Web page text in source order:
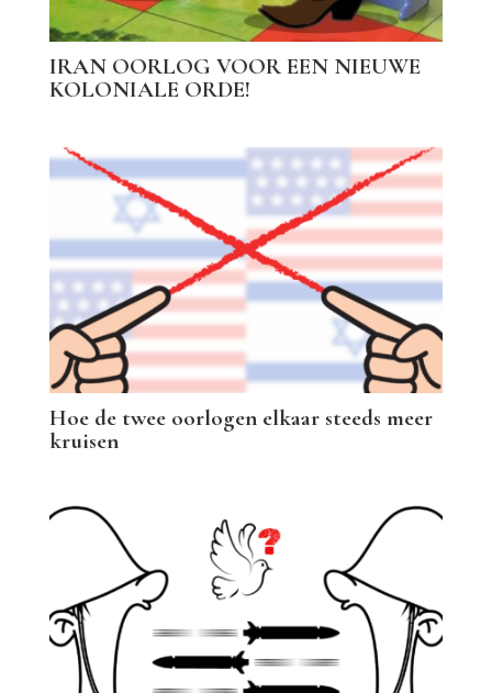
IRAN OORLOG VOOR EEN NIEUWE
KOLONIALE ORDE!
Hoe de twee oorlogen elkaar steeds meer
kruisen